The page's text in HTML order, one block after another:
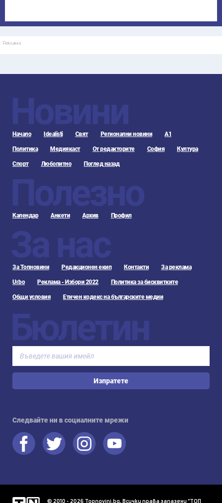
Реклама
Новини
Начало Idealisti Свят Регионални новини А1
Политика Медиякаст От редакторите София Култура
Спорт Любопитно Поглед назад
Полезно
Календар Анкети Архив Профил
За нас
За Топновини Редакционен екип Контакти За реклама
Urbo Реклама - Избори 2022 Политика за бисквитките
Общи условия Етичен кодекс на българските медии
Бюлетин
Изпратете
Следвайте ни в социалните мрежи
© 2010 - 2026 Topnovini.bg, Всички права запазени "ТОП